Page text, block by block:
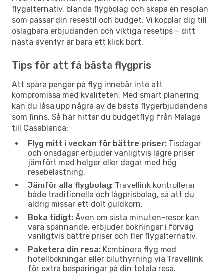
flygalternativ, blanda flygbolag och skapa en resplan
som passar din resestil och budget. Vi kopplar dig till
oslagbara erbjudanden och viktiga resetips – ditt
nästa äventyr är bara ett klick bort.
Tips för att få bästa flygpris
Att spara pengar på flyg innebär inte att
kompromissa med kvaliteten. Med smart planering
kan du låsa upp några av de bästa flygerbjudandena
som finns. Så här hittar du budgetflyg från Malaga
till Casablanca:
Flyg mitt i veckan för bättre priser: Tisdagar
och onsdagar erbjuder vanligtvis lägre priser
jämfört med helger eller dagar med hög
resebelastning.
Jämför alla flygbolag: Travellink kontrollerar
både traditionella och lågprisbolag, så att du
aldrig missar ett dolt guldkorn.
Boka tidigt: Även om sista minuten-resor kan
vara spännande, erbjuder bokningar i förväg
vanligtvis bättre priser och fler flygalternativ.
Paketera din resa: Kombinera flyg med
hotellbokningar eller biluthyrning via Travellink
för extra besparingar på din totala resa.